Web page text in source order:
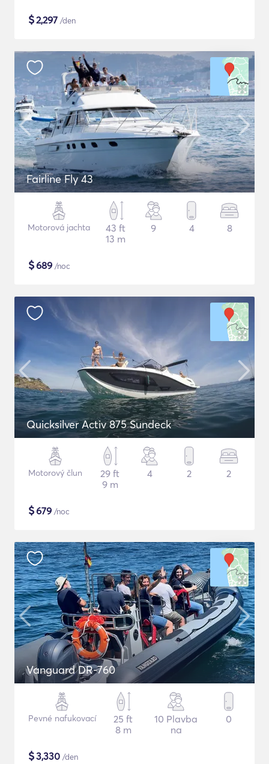
$2,297 /den
Fairline Fly 43
Motorová jachta
43 ft
13 m
9 4 8
$689 /noc
Quicksilver Activ 875 Sundeck
Motorový člun
29 ft
9 m
4 2 2
$679 /noc
Vanguard DR-760
Pevné nafukovací
25 ft
8 m
10 Plavba
na
0
$3,330 /den